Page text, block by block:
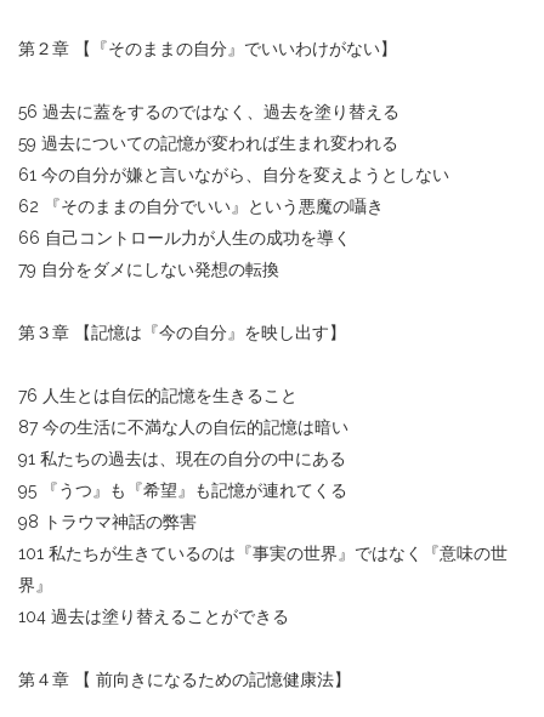
第２章 【『そのままの自分』でいいわけがない】
56 過去に蓋をするのではなく、過去を塗り替える
59 過去についての記憶が変われば生まれ変われる
61 今の自分が嫌と言いながら、自分を変えようとしない
62 『そのままの自分でいい』という悪魔の囁き
66 自己コントロール力が人生の成功を導く
79 自分をダメにしない発想の転換
第３章 【記憶は『今の自分』を映し出す】
76 人生とは自伝的記憶を生きること
87 今の生活に不満な人の自伝的記憶は暗い
91 私たちの過去は、現在の自分の中にある
95 『うつ』も『希望』も記憶が連れてくる
98 トラウマ神話の弊害
101 私たちが生きているのは『事実の世界』ではなく『意味の世
界』
104 過去は塗り替えることができる
第４章 【 前向きになるための記憶健康法】